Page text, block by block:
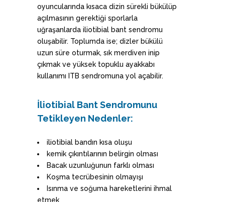
oyuncularında kısaca dizin sürekli bükülüp
açılmasının gerektiği sporlarla
uğraşanlarda iliotibial bant sendromu
oluşabilir. Toplumda ise; dizler bükülü
uzun süre oturmak, sık merdiven inip
çıkmak ve yüksek topuklu ayakkabı
kullanımı ITB sendromuna yol açabilir.
İliotibial Bant Sendromunu
Tetikleyen Nedenler:
iliotibial bandın kısa oluşu
kemik çıkıntılarının belirgin olması
Bacak uzunluğunun farklı olması
Koşma tecrübesinin olmayışı
Isınma ve soğuma hareketlerini ihmal
etmek